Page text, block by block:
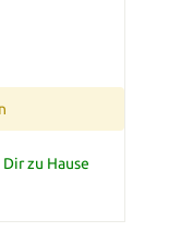
zu Hause